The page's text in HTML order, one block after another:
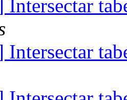
Intersectar
Intersectar